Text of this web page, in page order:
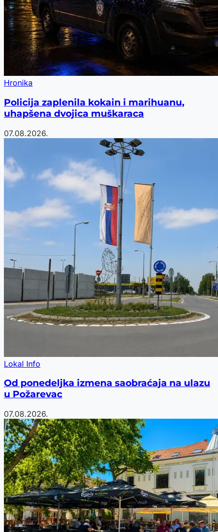
Hronika
Policija zaplenila kokain i marihuanu,
uhapšena dvojica muškaraca
07.08.2026.
Lokal Info
Od ponedeljka izmena saobraćaja na ulazu
u Požarevac
07.08.2026.